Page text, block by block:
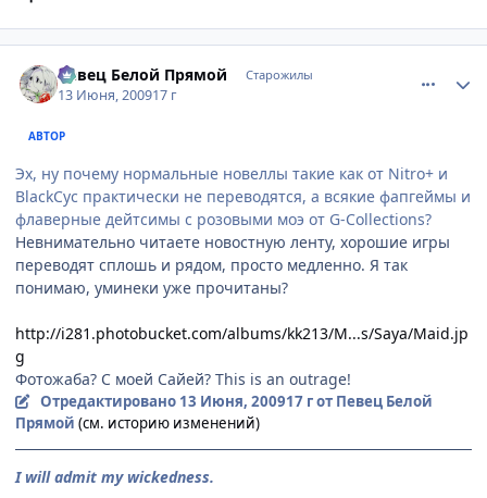
Певец Белой Прямой Старожилы
13 Июня, 200917 г
АВТОР
Эх, ну почему нормальные новеллы такие как от Nitro+ и
BlackCyc практически не переводятся, а всякие фапгеймы и
флаверные дейтсимы с розовыми моэ от G-Collections?
Невнимательно читаете новостную ленту, хорошие игры
переводят сплошь и рядом, просто медленно. Я так
понимаю, уминеки уже прочитаны?
http://i281.photobucket.com/albums/kk213/M...s/Saya/Maid.jp
g
Фотожаба? С моей Сайей? This is an outrage!
Отредактировано 13 Июня, 200917 гот Певец Белой
Прямой (см. историю изменений)
I will admit my wickedness.